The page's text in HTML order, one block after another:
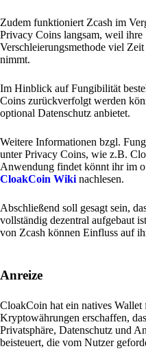
Zudem funktioniert Zcash im
Privacy Coins langsam, weil ihre
Verschleierungsmethode viel
nimmt.
Im Hinblick auf Fungibilität
Coins zurückverfolgt werden
optional Datenschutz anbietet.
Weitere Informationen bzgl.
unter Privacy Coins, wie z.B.
Anwendung findet könnt ihr im
CloakCoin Wiki nachlesen.
Abschließend soll gesagt sein,
vollständig dezentral aufgebaut
von Zcash können Einfluss auf
Anreize
CloakCoin hat ein natives Wallet
Kryptowährungen erschaffen,
Privatsphäre, Datenschutz und
beisteuert, die vom Nutzer